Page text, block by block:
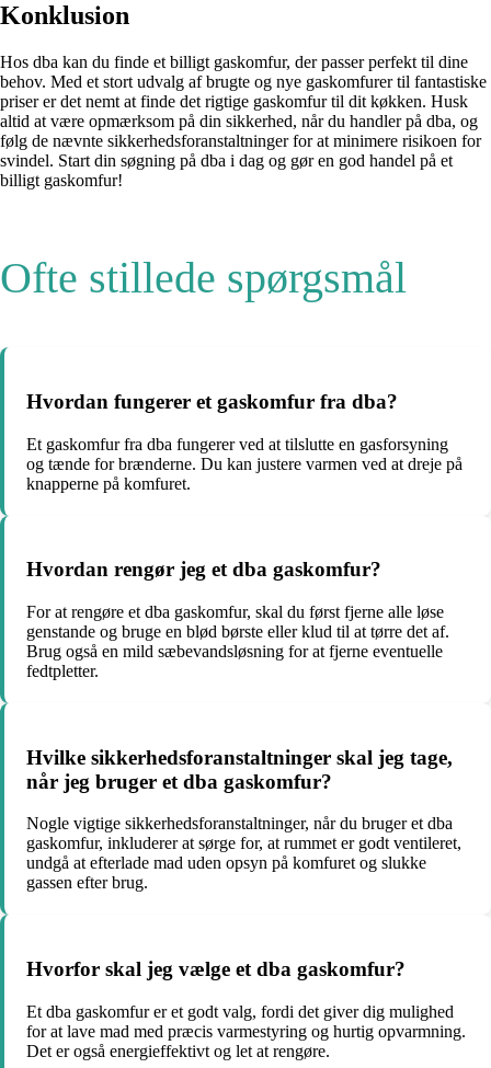
Konklusion
Hos dba kan du finde et billigt gaskomfur, der passer perfekt til dine
behov. Med et stort udvalg af brugte og nye gaskomfurer til fantastiske
priser er det nemt at finde det rigtige gaskomfur til dit køkken. Husk
altid at være opmærksom på din sikkerhed, når du handler på dba, og
følg de nævnte sikkerhedsforanstaltninger for at minimere risikoen for
svindel. Start din søgning på dba i dag og gør en god handel på et
billigt gaskomfur!
Ofte stillede spørgsmål
Hvordan fungerer et gaskomfur fra dba?
Et gaskomfur fra dba fungerer ved at tilslutte en gasforsyning
og tænde for brænderne. Du kan justere varmen ved at dreje på
knapperne på komfuret.
Hvordan rengør jeg et dba gaskomfur?
For at rengøre et dba gaskomfur, skal du først fjerne alle løse
genstande og bruge en blød børste eller klud til at tørre det af.
Brug også en mild sæbevandsløsning for at fjerne eventuelle
fedtpletter.
Hvilke sikkerhedsforanstaltninger skal jeg tage,
når jeg bruger et dba gaskomfur?
Nogle vigtige sikkerhedsforanstaltninger, når du bruger et dba
gaskomfur, inkluderer at sørge for, at rummet er godt ventileret,
undgå at efterlade mad uden opsyn på komfuret og slukke
gassen efter brug.
Hvorfor skal jeg vælge et dba gaskomfur?
Et dba gaskomfur er et godt valg, fordi det giver dig mulighed
for at lave mad med præcis varmestyring og hurtig opvarmning.
Det er også energieffektivt og let at rengøre.